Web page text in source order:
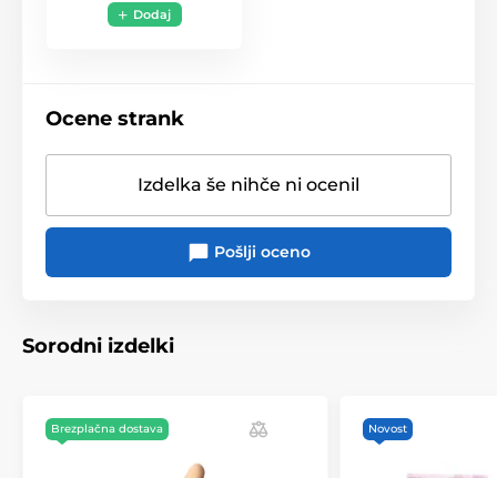
Dodaj
Ocene strank
Izdelka še nihče ni ocenil
Pošlji oceno
Sorodni izdelki
Brezplačna dostava Novost